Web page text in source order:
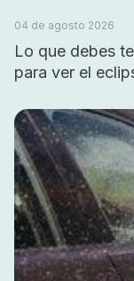
04 de agosto 2026
Lo que debes
para ver el